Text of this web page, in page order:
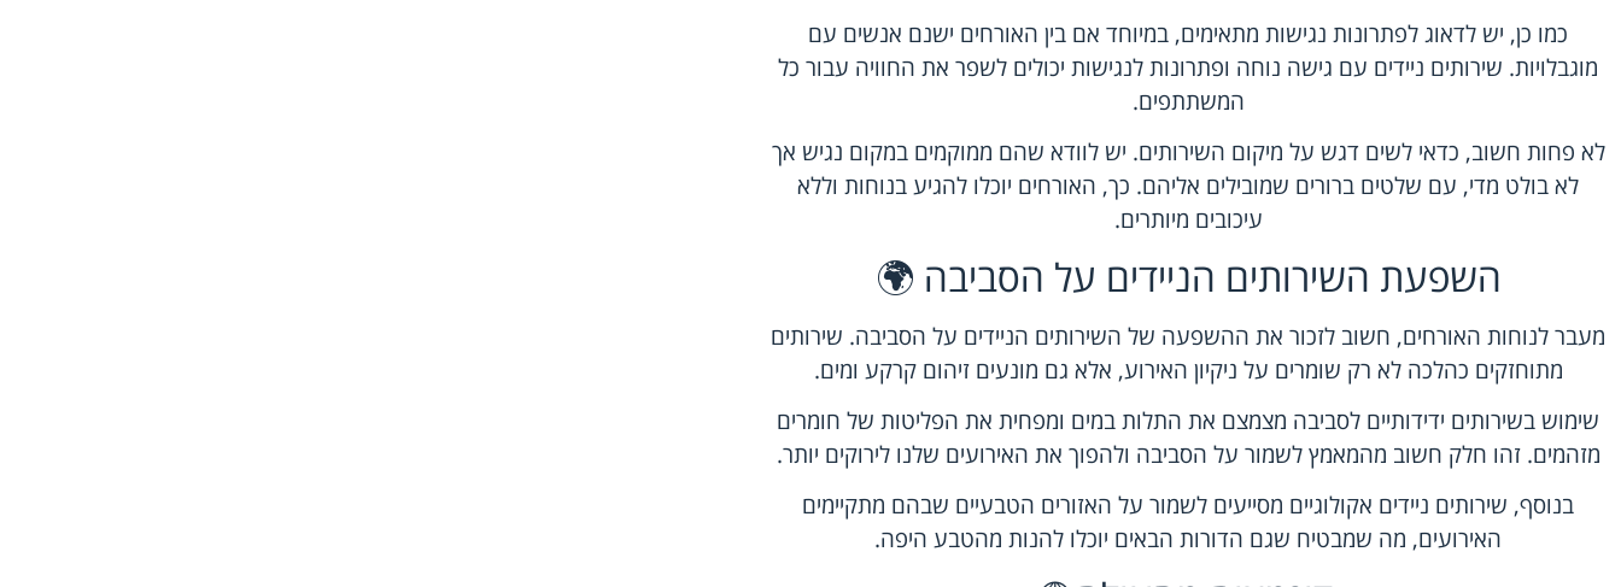
כמו כן, יש לדאוג לפתרונות נגישות מתאימים, במיוחד אם בין האורחים ישנם אנשים עם
מוגבלויות. שירותים ניידים עם גישה נוחה ופתרונות לנגישות יכולים לשפר את החוויה עבור כל
המשתתפים.
לא פחות חשוב, כדאי לשים דגש על מיקום השירותים. יש לוודא שהם ממוקמים במקום נגיש אך
לא בולט מדי, עם שלטים ברורים שמובילים אליהם. כך, האורחים יוכלו להגיע בנוחות וללא
עיכובים מיותרים.
השפעת השירותים הניידים על הסביבה 🌍
מעבר לנוחות האורחים, חשוב לזכור את ההשפעה של השירותים הניידים על הסביבה. שירותים
מתוחזקים כהלכה לא רק שומרים על ניקיון האירוע, אלא גם מונעים זיהום קרקע ומים.
שימוש בשירותים ידידותיים לסביבה מצמצם את התלות במים ומפחית את הפליטות של חומרים
מזהמים. זהו חלק חשוב מהמאמץ לשמור על הסביבה ולהפוך את האירועים שלנו לירוקים יותר.
בנוסף, שירותים ניידים אקולוגיים מסייעים לשמור על האזורים הטבעיים שבהם מתקיימים
האירועים, מה שמבטיח שגם הדורות הבאים יוכלו להנות מהטבע היפה.